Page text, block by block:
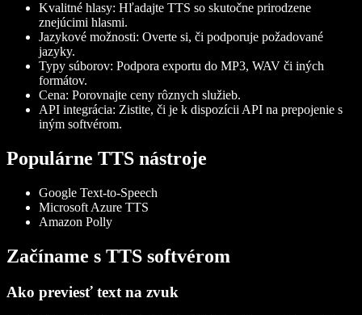
Kvalitné hlasy: Hľadajte TTS so skutočne prirodzene
znejúcimi hlasmi.
Jazykové možnosti: Overte si, či podporuje požadované
jazyky.
Typy súborov: Podpora exportu do MP3, WAV či iných
formátov.
Cena: Porovnajte ceny rôznych služieb.
API integrácia: Zistite, či je k dispozícii API na prepojenie s
iným softvérom.
Populárne TTS nástroje
Google Text-to-Speech
Microsoft Azure TTS
Amazon Polly
Začíname s TTS softvérom
Ako previesť text na zvuk